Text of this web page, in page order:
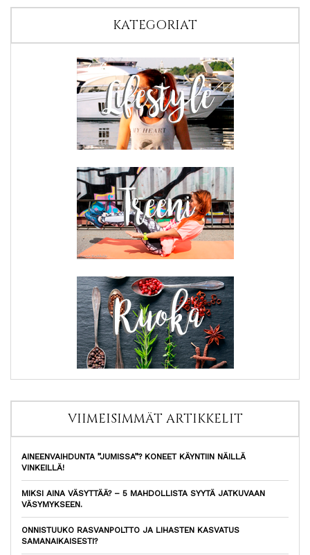
KATEGORIAT
VIIMEISIMMÄT ARTIKKELIT
AINEENVAIHDUNTA ”JUMISSA”? KONEET KÄYNTIIN NÄILLÄ
VINKEILLÄ!
MIKSI AINA VÄSYTTÄÄ? – 5 MAHDOLLISTA SYYTÄ JATKUVAAN
VÄSYMYKSEEN.
ONNISTUUKO RASVANPOLTTO JA LIHASTEN KASVATUS
SAMANAIKAISESTI?